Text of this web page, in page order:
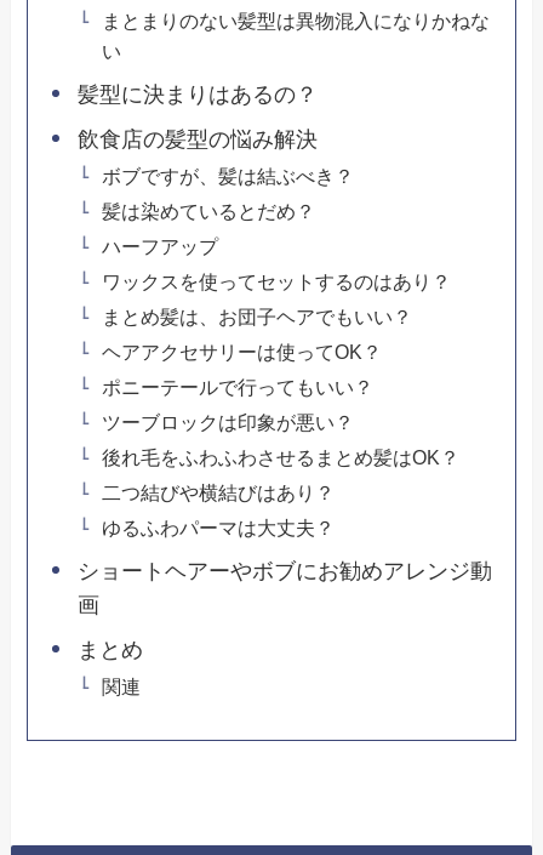
まとまりのない髪型は異物混入になりかねな
い
髪型に決まりはあるの？
飲食店の髪型の悩み解決
ボブですが、髪は結ぶべき？
髪は染めているとだめ？
ハーフアップ
ワックスを使ってセットするのはあり？
まとめ髪は、お団子ヘアでもいい？
ヘアアクセサリーは使ってOK？
ポニーテールで行ってもいい？
ツーブロックは印象が悪い？
後れ毛をふわふわさせるまとめ髪はOK？
二つ結びや横結びはあり？
ゆるふわパーマは大丈夫？
ショートヘアーやボブにお勧めアレンジ動
画
まとめ
関連